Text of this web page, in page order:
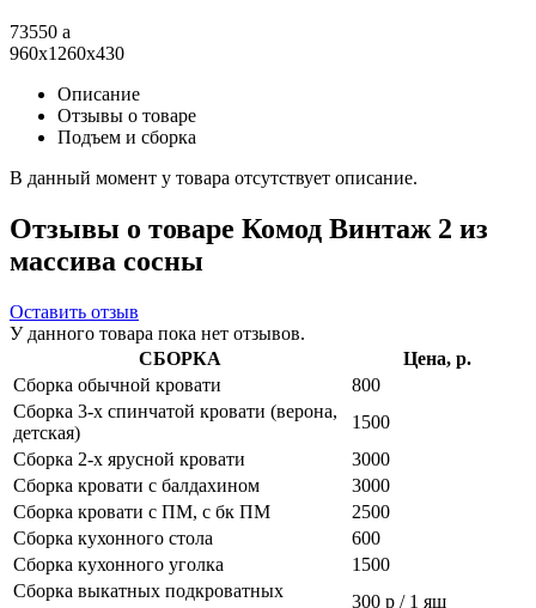
73550 a
960x1260x430
Описание
Отзывы о товаре
Подъем и сборка
В данный момент у товара отсутствует описание.
Отзывы о товаре Комод Винтаж 2 из
массива сосны
Оставить отзыв
У данного товара пока нет отзывов.
СБОРКА
Цена, р.
Сборка обычной кровати
800
Сборка 3-х спинчатой кровати (верона,
детская)
1500
Сборка 2-х ярусной кровати
3000
Сборка кровати с балдахином
3000
Сборка кровати с ПМ, с бк ПМ
2500
Сборка кухонного стола
600
Сборка кухонного уголка
1500
Сборка выкатных подкроватных
300 р / 1 ящ